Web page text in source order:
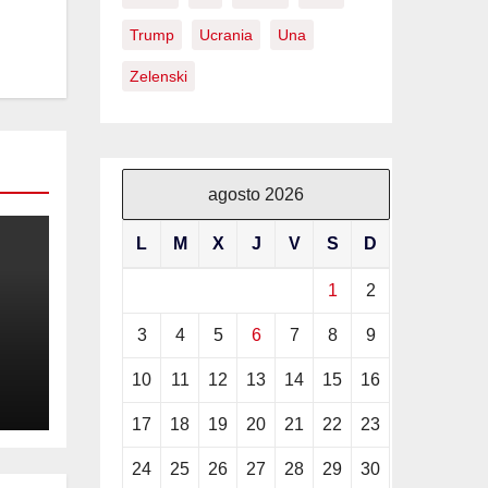
Trump Ucrania Una
Zelenski
agosto 2026
L M X J V S D
1 2
3 4 5 6 7 8 9
10 11 12 13 14 15 16
17 18 19 20 21 22 23
24 25 26 27 28 29 30